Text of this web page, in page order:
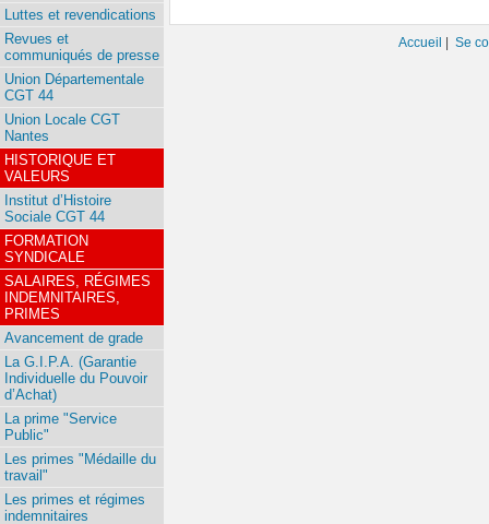
Luttes et revendications
Revues et
communiqués de presse
Union Départementale
CGT 44
Union Locale CGT
Nantes
HISTORIQUE ET
VALEURS
Institut d’Histoire
Sociale CGT 44
FORMATION
SYNDICALE
SALAIRES, RÉGIMES
INDEMNITAIRES,
PRIMES
Avancement de grade
La G.I.P.A. (Garantie
Individuelle du Pouvoir
d’Achat)
La prime "Service
Public"
Les primes "Médaille du
travail"
Les primes et régimes
indemnitaires
Accueil | Se